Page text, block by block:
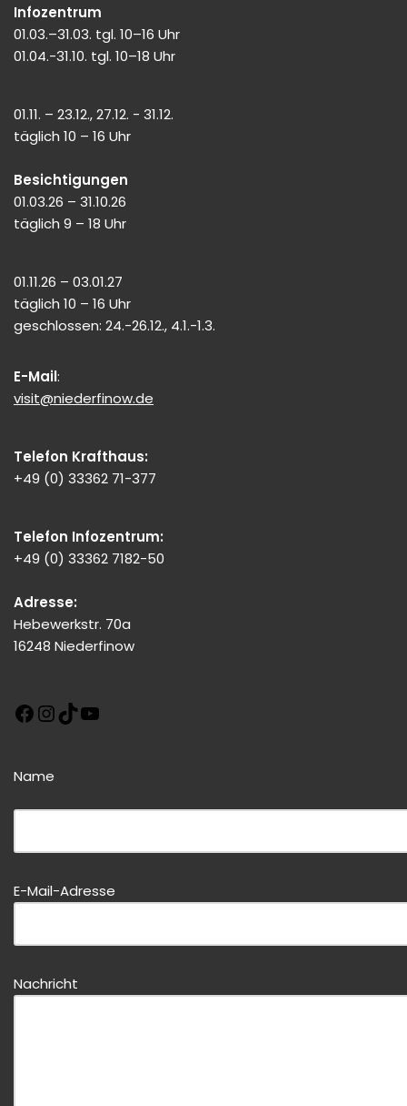
Infozentrum
01.03.–31.03. tgl. 10–16 Uhr
01.04.-31.10. tgl. 10–18 Uhr
01.11. – 23.12., 27.12. - 31.12.
täglich 10 – 16 Uhr
Besichtigungen
01.03.26 – 31.10.26
täglich 9 – 18 Uhr
01.11.26 – 03.01.27
täglich 10 – 16 Uhr
geschlossen: 24.-26.12., 4.1.-1.3.
E-Mail:
visit@niederfinow.de
Telefon Krafthaus:
+49 (0) 33362 71-377
Telefon Infozentrum:
+49 (0) 33362 7182-50
Adresse:
Hebewerkstr. 70a
16248 Niederfinow
Name
Bitte dieses Feld leer lassen!
E-Mail-Adresse
Nachricht